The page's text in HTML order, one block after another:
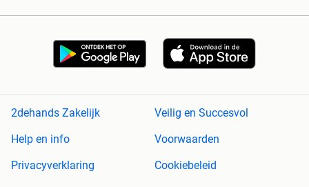
2dehands Zakelijk
Veilig en Succesvol
Help en info
Voorwaarden
Privacyverklaring
Cookiebeleid